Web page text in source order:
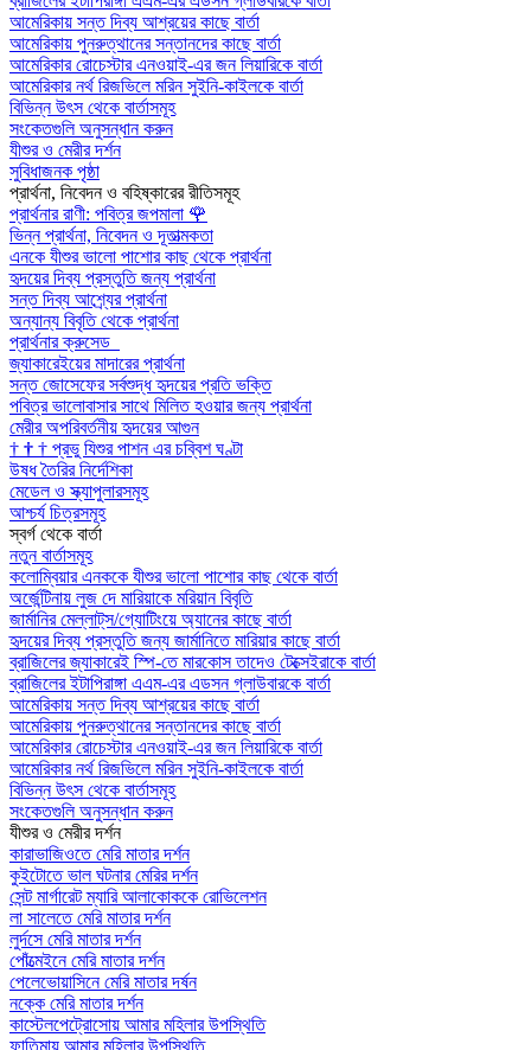
আমেরিকায় সন্ত দিব্য আশ্রয়ের কাছে বার্তা
আমেরিকায় পুনরুত্থানের সন্তানদের কাছে বার্তা
আমেরিকার রোচেস্টার এনওয়াই-এর জন লিয়ারিকে বার্তা
আমেরিকার নর্থ রিজভিলে মরিন সুইনি-কাইলকে বার্তা
বিভিন্ন উৎস থেকে বার্তাসমূহ
সংকেতগুলি অনুসন্ধান করুন
যীশুর ও মেরীর দর্শন
সুবিধাজনক পৃষ্ঠা
প্রার্থনা, নিবেদন ও বহিষ্কারের রীতিসমূহ
প্রার্থনার রাণী: পবিত্র জপমালা 🌹
ভিন্ন প্রার্থনা, নিবেদন ও দূতাত্মকতা
এনকে যীশুর ভালো পাশোর কাছ থেকে প্রার্থনা
হৃদয়ের দিব্য প্রস্তুতি জন্য প্রার্থনা
সন্ত দিব্য আশ্র্যের প্রার্থনা
অন্যান্য বিবৃতি থেকে প্রার্থনা
প্রার্থনার ক্রুসেড
জ্যাকারেইয়ের মাদারের প্রার্থনা
সন্ত জোসেফের সর্বশুদ্ধ হৃদয়ের প্রতি ভক্তি
পবিত্র ভালোবাসার সাথে মিলিত হওয়ার জন্য প্রার্থনা
মেরীর অপরিবর্তনীয় হৃদয়ের আগুন
† † † প্রভু যিশুর পাশন এর চব্বিশ ঘণ্টা
উষধ তৈরির নির্দেশিকা
মেডেল ও স্ক্যাপুলারসমূহ
আশ্চর্য চিত্রসমূহ
স্বর্গ থেকে বার্তা
নতুন বার্তাসমূহ
কলোম্বিয়ার এনককে যীশুর ভালো পাশোর কাছ থেকে বার্তা
অর্জেন্টিনায় লুজ দে মারিয়াকে মরিয়ান বিবৃতি
জার্মানির মেল্লাট্‌স/গ্যোটিংয়ে অ্যানের কাছে বার্তা
হৃদয়ের দিব্য প্রস্তুতি জন্য জার্মানিতে মারিয়ার কাছে বার্তা
ব্রাজিলের জ্যাকারেই স্পি-তে মারকোস তাদেও টেক্সেইরাকে বার্তা
ব্রাজিলের ইটাপিরাঙ্গা এএম-এর এডসন গ্লাউবারকে বার্তা
আমেরিকায় সন্ত দিব্য আশ্রয়ের কাছে বার্তা
আমেরিকায় পুনরুত্থানের সন্তানদের কাছে বার্তা
আমেরিকার রোচেস্টার এনওয়াই-এর জন লিয়ারিকে বার্তা
আমেরিকার নর্থ রিজভিলে মরিন সুইনি-কাইলকে বার্তা
বিভিন্ন উৎস থেকে বার্তাসমূহ
সংকেতগুলি অনুসন্ধান করুন
যীশুর ও মেরীর দর্শন
কারাভাজিওতে মেরি মাতার দর্শন
কুইটোতে ভাল ঘটনার মেরির দর্শন
সেন্ট মার্গারেট ম্যারি আলাকোককে রোভিলেশন
লা সালেতে মেরি মাতার দর্শন
লুর্দসে মেরি মাতার দর্শন
পোঁত্মেইনে মেরি মাতার দর্শন
পেলেভোয়াসিনে মেরি মাতার দর্ষন
নক্কে মেরি মাতার দর্শন
কাস্টেলপেট্রোসোয় আমার মহিলার উপস্থিতি
ফাতিমায় আমার মহিলার উপস্থিতি